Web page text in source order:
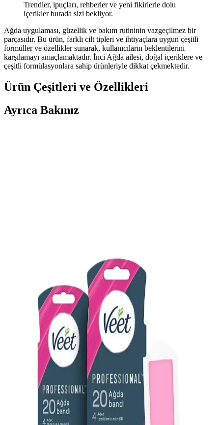
Trendler, ipuçları, rehberler ve yeni fikirlerle dolu
içerikler burada sizi bekliyor.
Ağda uygulaması, güzellik ve bakım rutininin vazgeçilmez bir
parçasıdır. Bu ürün, farklı cilt tipleri ve ihtiyaçlara uygun çeşitli
formüller ve özellikler sunarak, kullanıcıların beklentilerini
karşılamayı amaçlamaktadır. İnci Ağda ailesi, doğal içeriklere ve
çeşitli formülasyonlara sahip ürünleriyle dikkat çekmektedir.
Ürün Çeşitleri ve Özellikleri
Ayrıca Bakınız
Üst Dudak Tüylerinden Kurtulma Yöntemleri ve
Cilt Bakımı Rehberi
Üst dudak tüylerinden kurtulmak için tıraş, ağda, dermaplaning,
lazer gibi yöntemler ve cilt bakım önerileri ele alınmaktadır. Cilt tipi
ve hassasiyet göz önünde bulundurulmalıdır.
Alerjiye Karşı Güvenli ve Etkili Ağda Kremleri ile
Cilt Sağlığını Koruma
Alerjik reaksiyonları hafifletmek ve önlemek için antihistaminik ve
doğal çözümler içeren ağda kremleri hakkında bilgi edinin,
kullanırken dikkat edilmesi gerekenler ve öneriler.
Genel Markalar Ağda Bezi 80 Metre: Dayanıklı ve
Ekonomik Kozmetik Malzeme Seçenekleri